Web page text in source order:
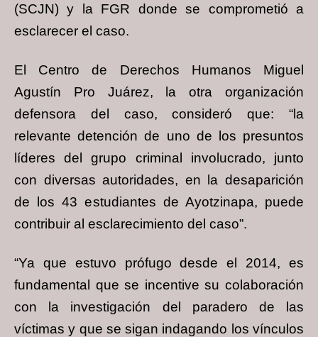
(SCJN) y la FGR donde se comprometió a
esclarecer el caso.
El Centro de Derechos Humanos Miguel
Agustín Pro Juárez, la otra organización
defensora del caso, consideró que: “la
relevante detención de uno de los presuntos
líderes del grupo criminal involucrado, junto
con diversas autoridades, en la desaparición
de los 43 estudiantes de Ayotzinapa, puede
contribuir al esclarecimiento del caso”.
“Ya que estuvo prófugo desde el 2014, es
fundamental que se incentive su colaboración
con la investigación del paradero de las
víctimas y que se sigan indagando los vínculos